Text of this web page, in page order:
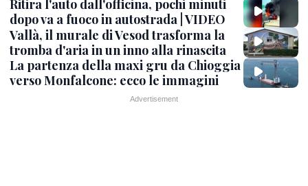
Ritira l'auto dall'officina, pochi minuti
dopo va a fuoco in autostrada | VIDEO
Vallà, il murale di Vesod trasforma la
tromba d'aria in un inno alla rinascita
La partenza della maxi gru da Chioggia
verso Monfalcone: ecco le immagini